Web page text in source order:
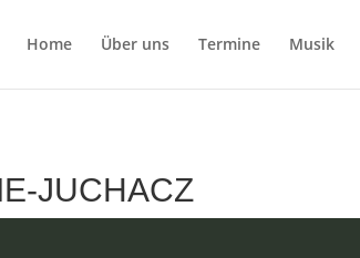
Home Über uns Termine Musik
JUCHACZ